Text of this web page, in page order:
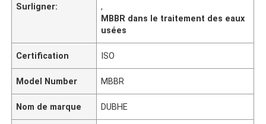
Surligner:
,
MBBR dans le traitement des eaux
usées
Certification ISO
Model Number MBBR
Nom de marque DUBHE